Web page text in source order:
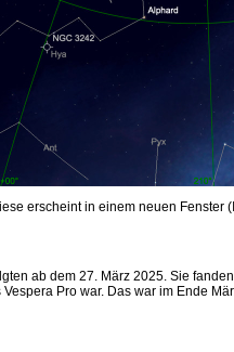
erscheint in einem neuen Fenster
ab dem 27. März 2025. Sie
Pro war. Das war im Ende